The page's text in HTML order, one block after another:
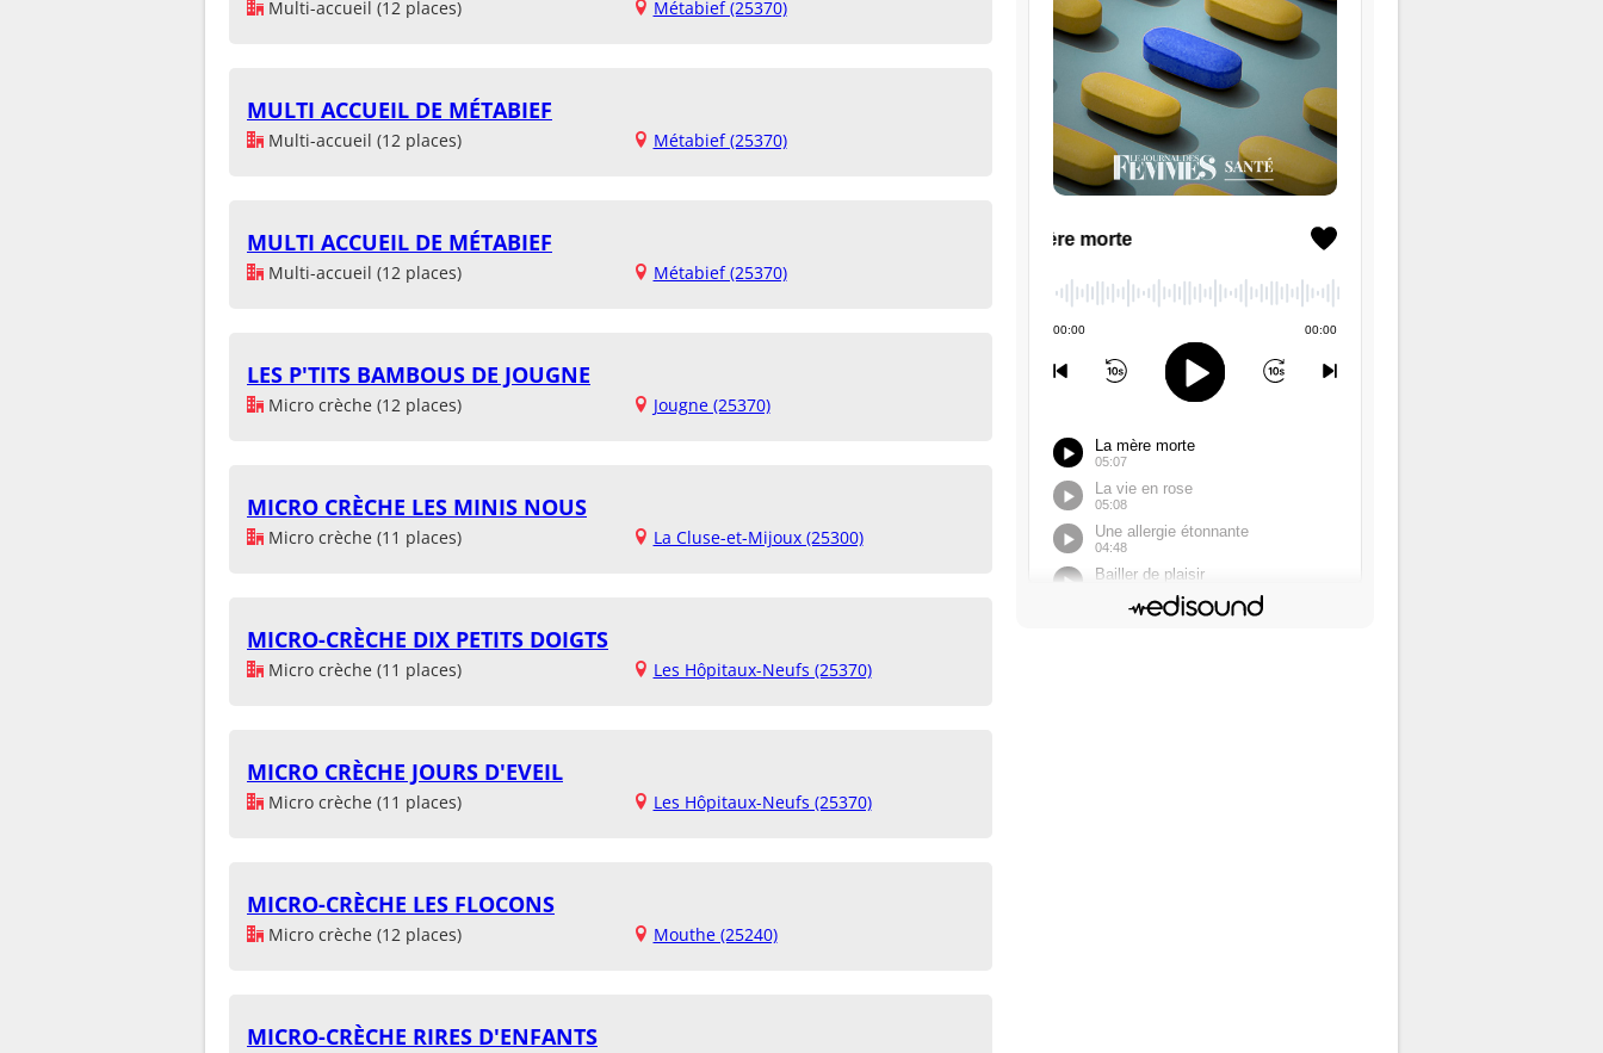
Multi-accueil (12 places) Métabief (25370)
MULTI ACCUEIL DE MÉTABIEF
Multi-accueil (12 places) Métabief (25370)
MULTI ACCUEIL DE MÉTABIEF
Multi-accueil (12 places) Métabief (25370)
LES P'TITS BAMBOUS DE JOUGNE
Micro crèche (12 places) Jougne (25370)
MICRO CRÈCHE LES MINIS NOUS
Micro crèche (11 places) La Cluse-et-Mijoux (25300)
MICRO-CRÈCHE DIX PETITS DOIGTS
Micro crèche (11 places) Les Hôpitaux-Neufs (25370)
MICRO CRÈCHE JOURS D'EVEIL
Micro crèche (11 places) Les Hôpitaux-Neufs (25370)
MICRO-CRÈCHE LES FLOCONS
Micro crèche (12 places) Mouthe (25240)
MICRO-CRÈCHE RIRES D'ENFANTS